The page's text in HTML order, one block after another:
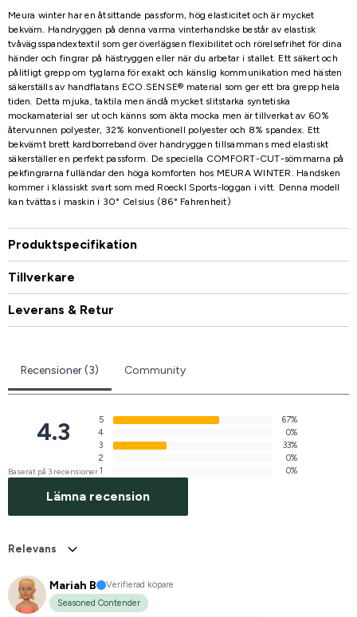
Meura winter har en åtsittande passform, hög elasticitet och är mycket
bekväm. Handryggen på denna varma vinterhandske består av elastisk
tvåvägsspandextextil som ger överlägsen flexibilitet och rörelsefrihet för dina
händer och fingrar på hästryggen eller när du arbetar i stallet. Ett säkert och
pålitligt grepp om tyglarna för exakt och känslig kommunikation med hästen
säkerställs av handflatans ECO.SENSE® material som ger ett bra grepp hela
tiden. Detta mjuka, taktila men ändå mycket slitstarka syntetiska
mockamaterial ser ut och känns som äkta mocka men är tillverkat av 60%
återvunnen polyester, 32% konventionell polyester och 8% spandex. Ett
bekvämt brett kardborreband över handryggen tillsammans med elastiskt
säkerställer en perfekt passform. De speciella COMFORT-CUT-sömmarna på
pekfingrarna fulländar den höga komforten hos MEURA WINTER. Handsken
kommer i klassiskt svart som med Roeckl Sports-loggan i vitt. Denna modell
kan tvättas i maskin i 30° Celsius (86° Fahrenheit)
Produktspecifikation
Tillverkare
Leverans & Retur
Recensioner (3) Community
4.3
Baserat på 3 recensioner
5
67%
4
0%
3
33%
2
0%
1
0%
Lämna recension
Relevans
Mariah B
Verifierad köpare
Seasoned Contender